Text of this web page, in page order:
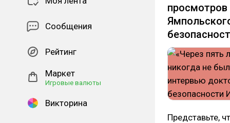
Сообщения
Рейтинг
Маркет
Игровые валюты
Викторина
Представьте,